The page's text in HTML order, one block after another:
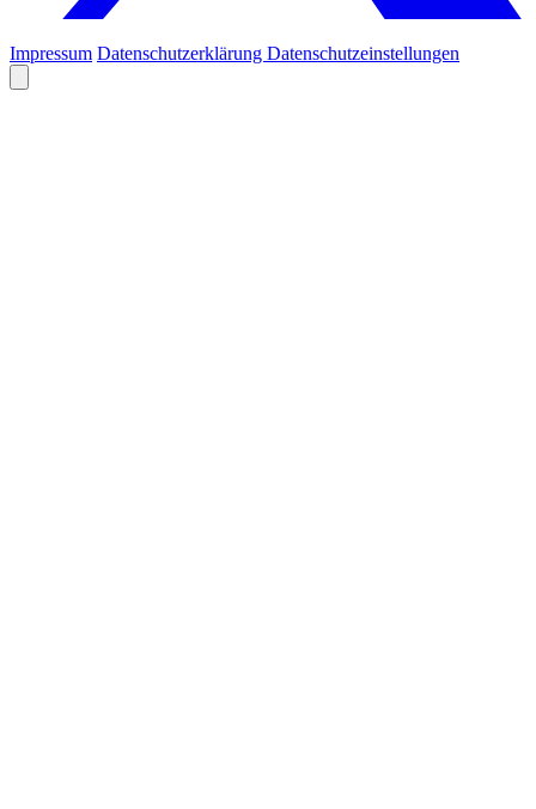
Impressum Datenschutzerklärung Datenschutzeinstellungen